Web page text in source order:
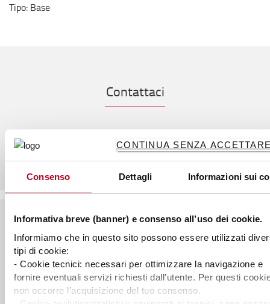
CONTINUA SENZA
Consenso Dettagli Informazioni sui
Informativa breve (banner) e consenso all’uso dei cookie.
Informiamo che in questo sito possono essere utilizzati
tipi di cookie:
- Cookie tecnici: necessari per ottimizzare la navigazione e
fornire eventuali servizi richiesti dall’utente. Per questi
non occorre l’acquisizione del tuo consenso.
Tipo: Base
Contattaci
A proposito di Toyota
Chi siamo
Perchè acquistare Toyota